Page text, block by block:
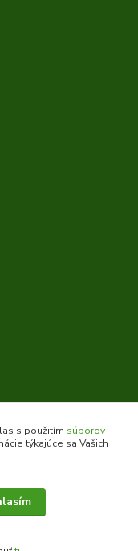
s použitím súborov
týkajúce sa Vašich